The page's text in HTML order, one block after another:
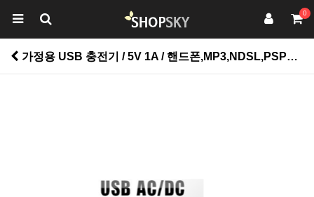
0
가정용 USB 충전기 / 5V 1A / 핸드폰,MP3,NDSL,PSP등 USB 기기 충전 > 뷰티/가구